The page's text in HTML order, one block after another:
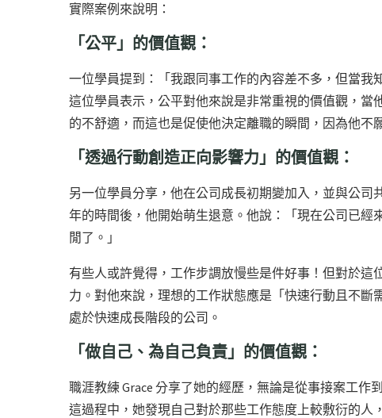
實際案例來說明：
「公平」的價值觀：
一位學員提到：「我跟同事工作的內容差不多，但當我
這位學員表示，公平對他來說是非常重視的價值觀，
的不舒適，而這也是促使他決定離職的瞬間，因為他不
「透過行動創造正向影響力」的價值觀：
另一位學員分享，他在公司成長初期變加入，並與公司
年的時間後，他開始萌生退意。他說：「現在公司已
閒了。」
有些人或許覺得，工作步調放慢些是件好事！但對於
力。對他來說，理想的工作狀態應是「快速行動且不斷
處於快速成長階段的公司。
「做自己、為自己負責」的價值觀：
職涯教練 Grace 分享了她的經歷，無論是從事接案工
這過程中，她發現自己對於那些工作態度上較敷衍的人